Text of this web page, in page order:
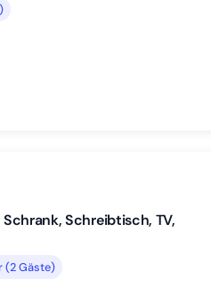
Schreibtisch, TV,
(2 Gäste)